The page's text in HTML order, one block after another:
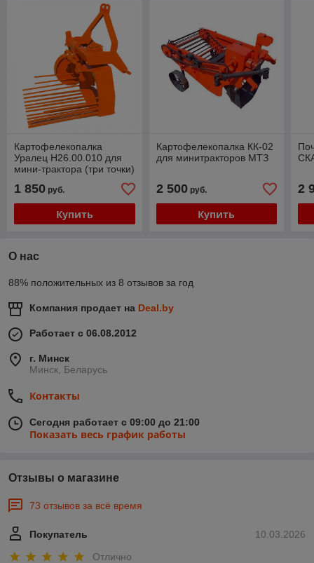
Картофелекопалка
Уралец Н26.00.010 для
мини-трактора (три точки)
1 850 руб.
Купить
Картофелекопалка КК-02
для минитракторов МТЗ
2 500руб.
Купить
2
О нас
88% положительных из 8 отзывов за год
Компания продает на Deal.by
Работает с 06.08.2012
г. Минск
Минск, Беларусь
Контакты
Сегодня работает с 09:00 до 21:00
Показать весь график работы
Отзывы о магазине
73 отзывов за всё время
10.03.2026
Покупатель
Отлично